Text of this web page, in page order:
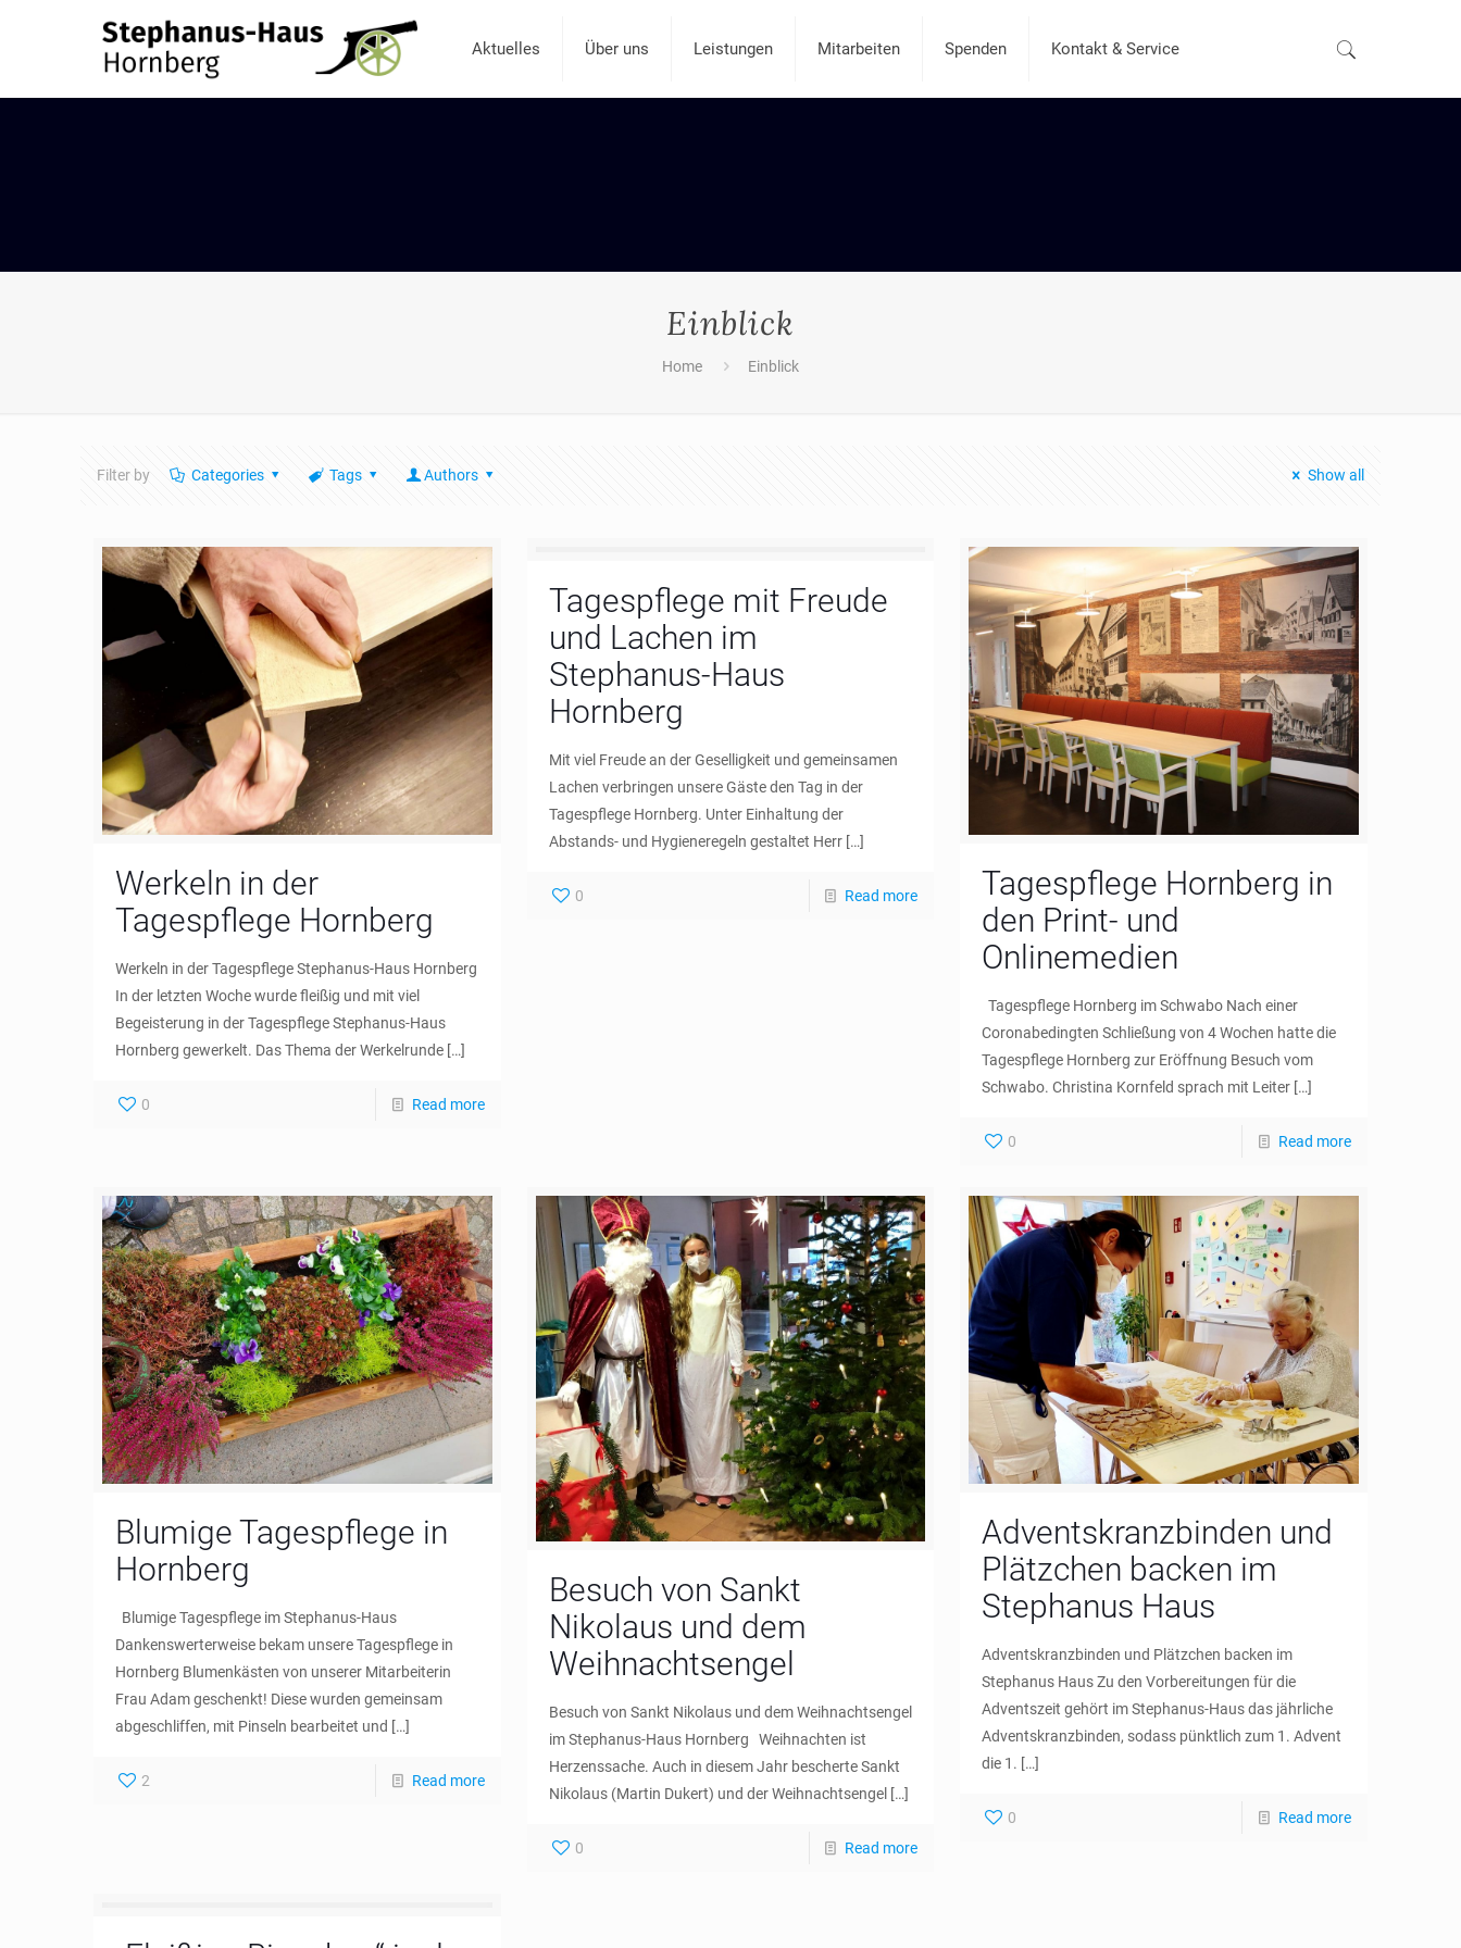
Aktuelles Über uns Leistungen Mitarbeiten Spenden Kontakt & Service
Einblick
Home Einblick
Filter by Categories Tags Authors Show all
Werkeln in der
Tagespflege Hornberg
Werkeln in der Tagespflege Stephanus-Haus Hornberg
In der letzten Woche wurde fleißig und mit viel
Begeisterung in der Tagespflege Stephanus-Haus
Hornberg gewerkelt. Das Thema der Werkelrunde […]
0 Read more
Tagespflege mit Freude
und Lachen im
Stephanus-Haus
Hornberg
Mit viel Freude an der Geselligkeit und gemeinsamen
Lachen verbringen unsere Gäste den Tag in der
Tagespflege Hornberg. Unter Einhaltung der
Abstands- und Hygieneregeln gestaltet Herr[…]
0 Read more
Tagespflege Hornberg in
den Print- und
Onlinemedien
Tagespflege Hornberg im Schwabo Nach einer
Coronabedingten Schließung von 4 Wochen hatte die
Tagespflege Hornberg zur Eröffnung Besuch vom
Schwabo. Christina Kornfeld sprach mit Leiter […]
0 Read more
Blumige Tagespflege in
Hornberg
Blumige Tagespflege im Stephanus-Haus
Dankenswerterweise bekam unsere Tagespflege in
Hornberg Blumenkästen von unserer Mitarbeiterin
Frau Adam geschenkt! Diese wurden gemeinsam
abgeschliffen, mit Pinseln bearbeitet und […]
2 Read more
Besuch von Sankt
Nikolaus und dem
Weihnachtsengel
Besuch von Sankt Nikolaus und dem Weihnachtsengel
im Stephanus-Haus Hornberg Weihnachten ist
Herzenssache. Auch in diesem Jahr bescherte Sankt
Nikolaus (Martin Dukert) und der Weihnachtsengel […]
0 Read more
Adventskranzbinden und
Plätzchen backen im
Stephanus Haus
Adventskranzbinden und Plätzchen backen im
Stephanus Haus Zu den Vorbereitungen für die
Adventszeit gehört im Stephanus-Haus das jährliche
Adventskranzbinden, sodass pünktlich zum 1. Advent
die 1. […]
0 Read more